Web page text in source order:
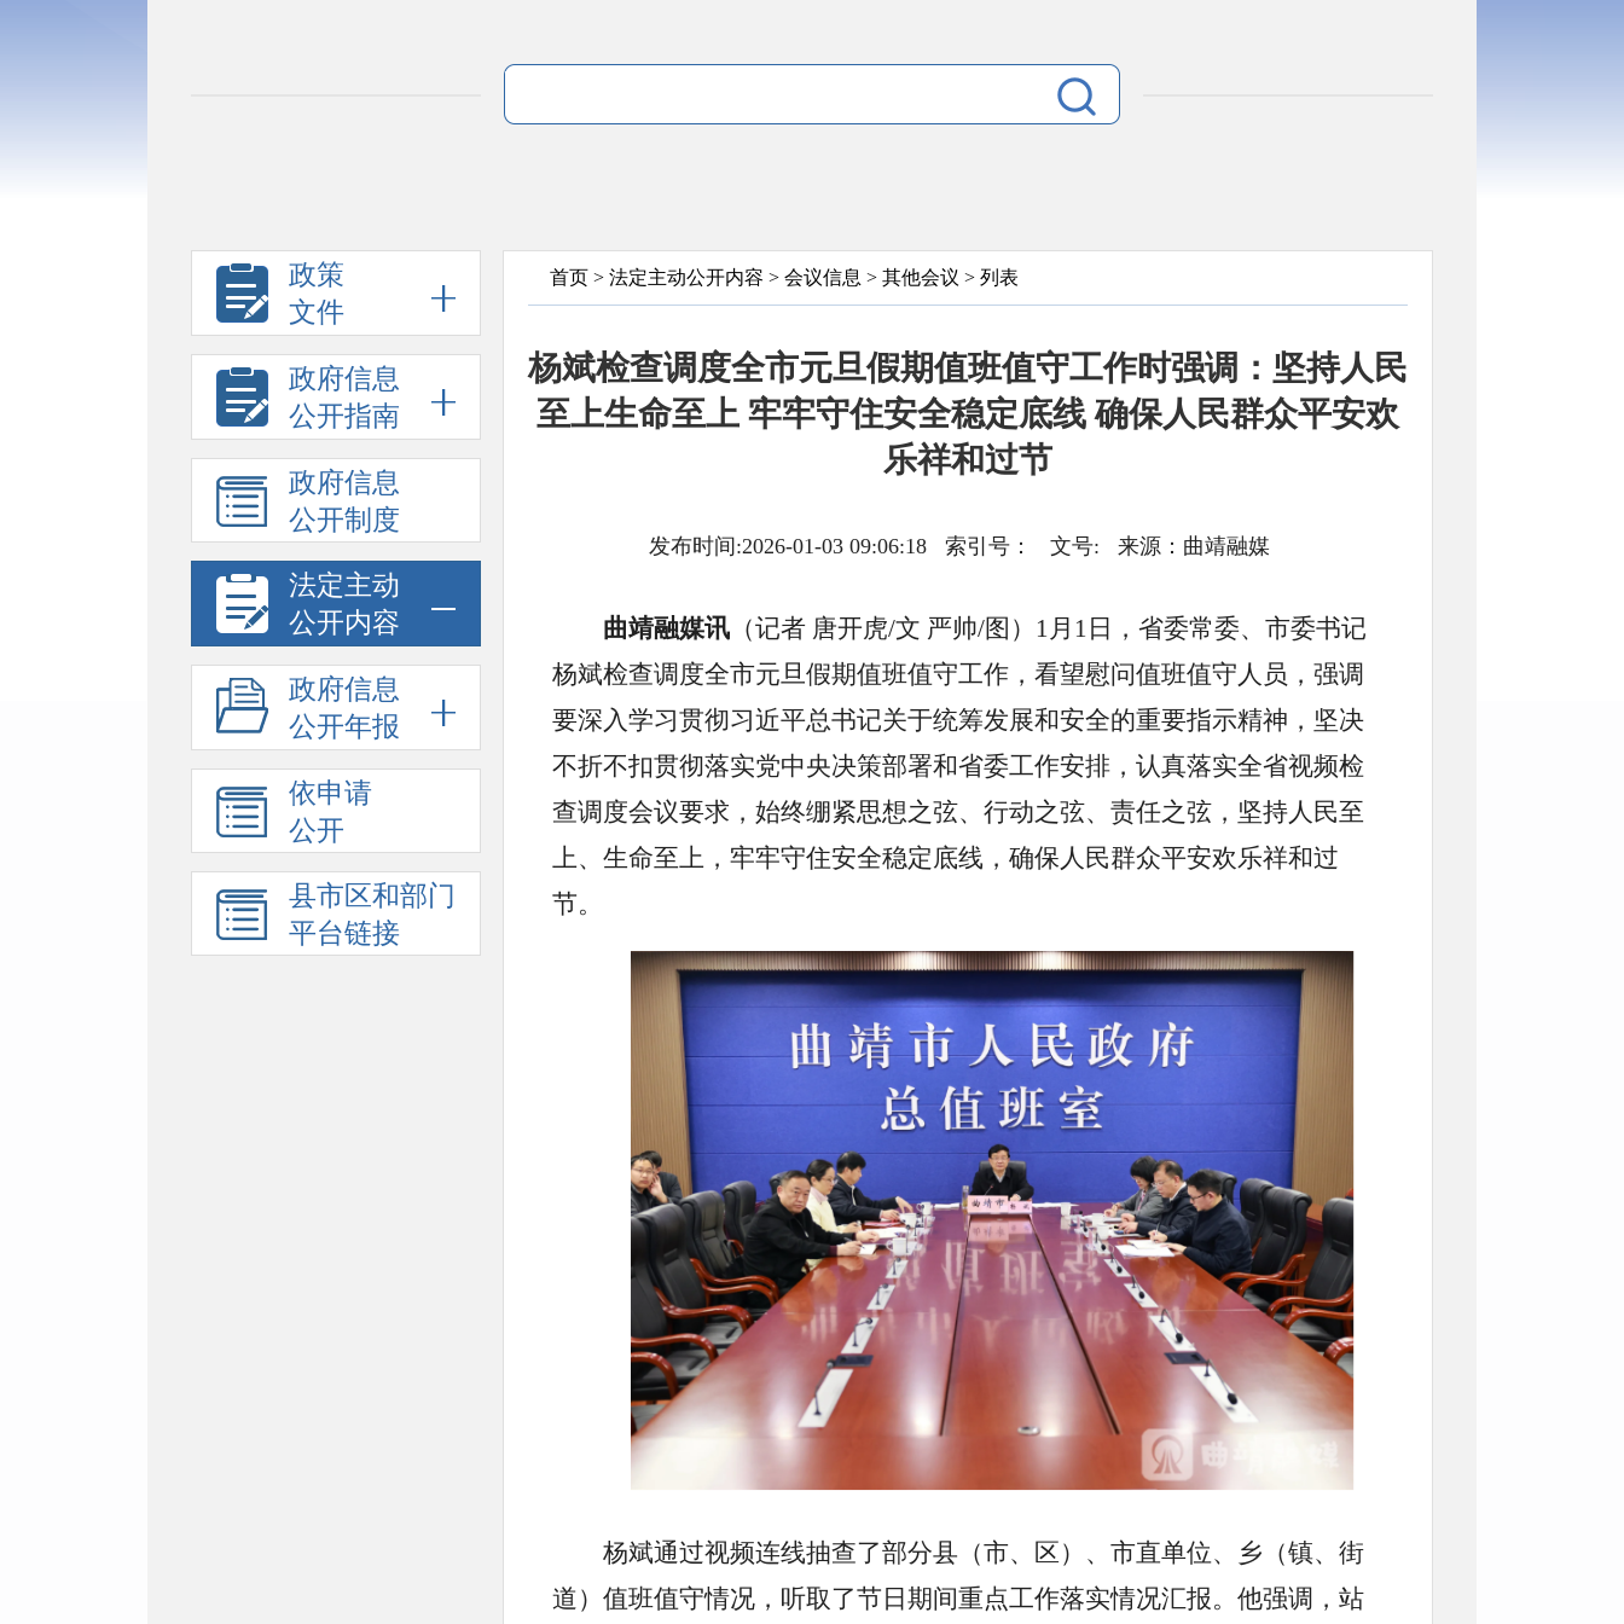
政策
文件
政府信息
公开指南
政府信息
公开制度
法定主动
公开内容
政府信息
公开年报
依申请
公开
县市区和部门
平台链接
首页 > 法定主动公开内容 > 会议信息 > 其他会议 > 列表
杨斌检查调度全市元旦假期值班值守工作时强调：坚持人民
至上生命至上 牢牢守住安全稳定底线 确保人民群众平安欢
乐祥和过节
发布时间:2026-01-03 09:06:18 索引号： 文号: 来源：曲靖融媒
曲靖融媒讯 （记者 唐开虎/文 严帅/图）1月1日，省委常委、市委书记
杨斌检查调度全市元旦假期值班值守工作，看望慰问值班值守人员，强调
要深入学习贯彻习近平总书记关于统筹发展和安全的重要指示精神，坚决
不折不扣贯彻落实党中央决策部署和省委工作安排，认真落实全省视频检
查调度会议要求，始终绷紧思想之弦、行动之弦、责任之弦，坚持人民至
上、生命至上，牢牢守住安全稳定底线，确保人民群众平安欢乐祥和过
节。
杨斌通过视频连线抽查了部分县（市、区）、市直单位、乡（镇、街
道）值班值守情况，听取了节日期间重点工作落实情况汇报。他强调，站